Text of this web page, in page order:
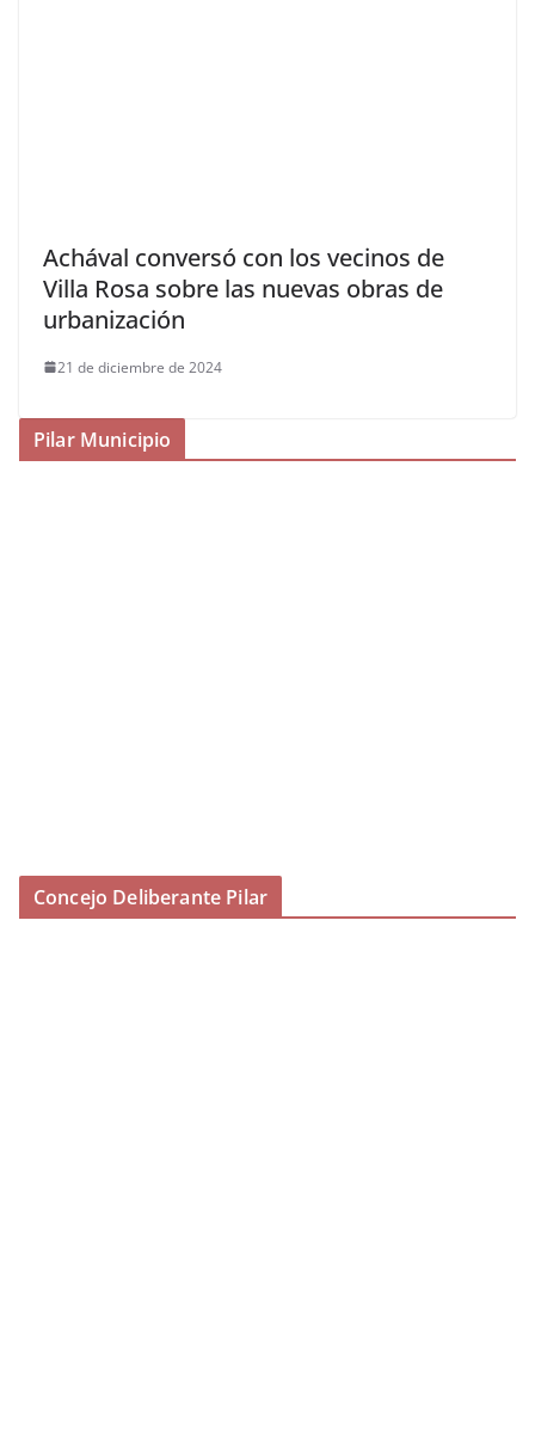
Achával conversó con los vecinos de
Villa Rosa sobre las nuevas obras de
urbanización
21 de diciembre de 2024
Pilar Municipio
Concejo Deliberante Pilar